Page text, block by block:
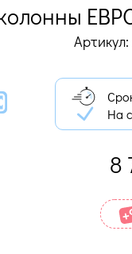
Артикул:
На
8